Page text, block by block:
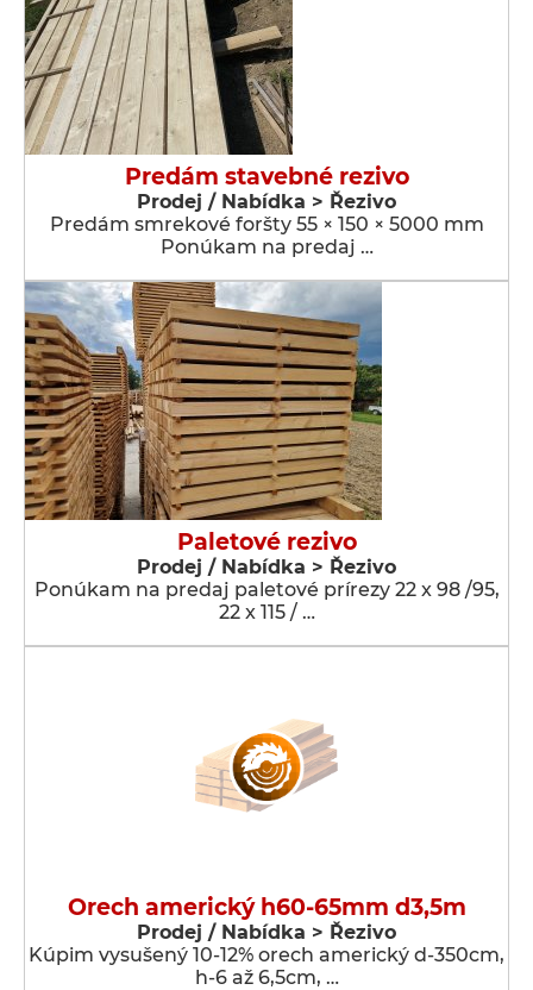
Predám stavebné rezivo
Prodej / Nabídka > Řezivo
Predám smrekové foršty 55 × 150 × 5000 mm
Ponúkam na predaj …
Paletové rezivo
Prodej / Nabídka > Řezivo
Ponúkam na predaj paletové prírezy 22 x 98 /95,
22 x 115 / …
Orech americký h60-65mm d3,5m
Prodej / Nabídka > Řezivo
Kúpim vysušený 10-12% orech americký d-350cm,
h-6 až 6,5cm, …